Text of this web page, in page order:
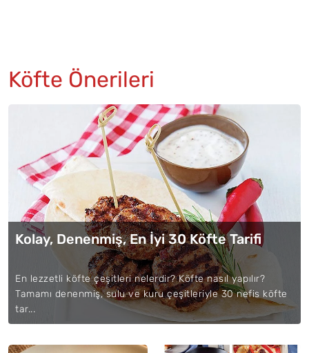
Köfte Önerileri
Kolay, Denenmiş, En İyi 30 Köfte Tarifi
En lezzetli köfte çeşitleri nelerdir? Köfte nasıl yapılır?
Tamamı denenmiş, sulu ve kuru çeşitleriyle 30 nefis köfte
tar...